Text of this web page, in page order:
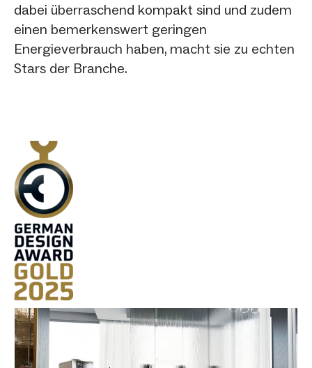
dabei überraschend kompakt sind und zudem
einen bemerkenswert geringen
Energieverbrauch haben, macht sie zu echten
Stars der Branche.